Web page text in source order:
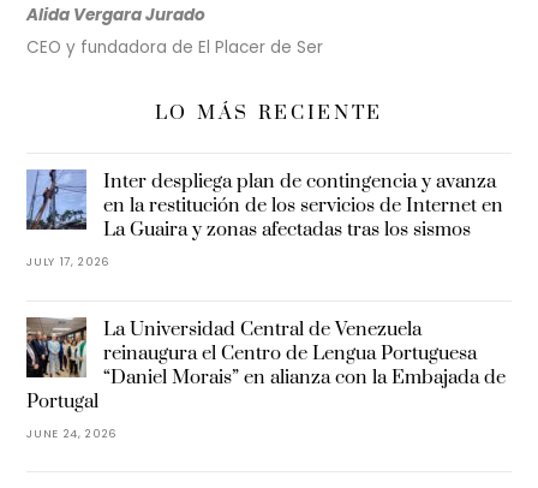
Alida Vergara Jurado
CEO y fundadora de El Placer de Ser
LO MÁS RECIENTE
Inter despliega plan de contingencia y avanza
en la restitución de los servicios de Internet en
La Guaira y zonas afectadas tras los sismos
JULY 17, 2026
La Universidad Central de Venezuela
reinaugura el Centro de Lengua Portuguesa
“Daniel Morais” en alianza con la Embajada de
Portugal
JUNE 24, 2026